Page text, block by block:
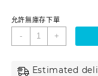
允許無庫存下單
- +
Estimated